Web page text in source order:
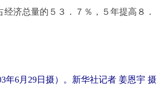
济总量的５３．７％，５年提高８．
年6月29日摄）。新华社记者 姜恩宇 摄